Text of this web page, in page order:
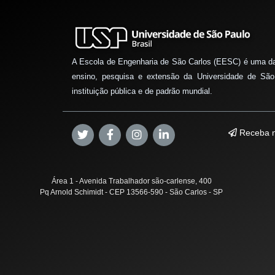
A Escola de Engenharia de São Carlos (EESC) é uma
ensino, pesquisa e extensão da Universidade de
instituição pública e de padrão mundial.
Receba
Área 1 - Avenida Trabalhador são-carlense, 400
Pq Arnold Schimidt - CEP 13566-590 - São Carlos - SP